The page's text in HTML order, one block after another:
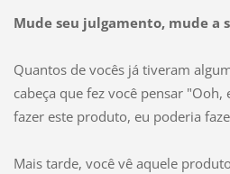
Mude seu julgamento, mude a
Quantos de vocês já tiveram
cabeça que fez você pensar
fazer este produto, eu poderia
Mais tarde, você vê aquele